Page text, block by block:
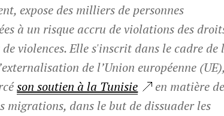
expose des milliers de personnes
à un risque accru de violations des
violences. Elle s'inscrit dans le cadre de
de l’Union européenne (UE),
son soutien à la Tunisie
en matière de
migrations, dans le but de dissuader les